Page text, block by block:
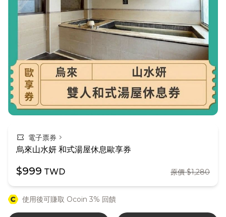
confirmation_number 電子票券 chevron_right
烏來山水妍 和式湯屋休息歐享券
$999 TWD 原價 $1,280
使用後可賺取 Ocoin 3% 回饋